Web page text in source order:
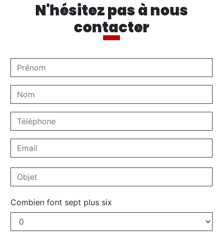
N'hésitez pas à nous
contacter
Combien font sept plus six